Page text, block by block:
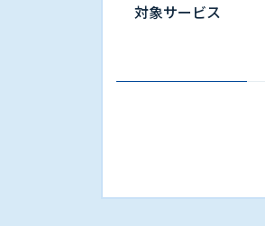
対象サービス